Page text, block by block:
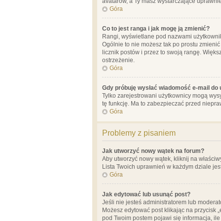
Góra
Co to jest ranga i jak mogę ją zmienić?
Rangi, wyświetlane pod nazwami
Ogólnie to nie możesz tak po prostu
licznik postów i przez to swoją rangę.
ostrzeżenie.
Góra
Gdy próbuję wysłać wiadomość e-mail
Tylko zarejestrowani użytkownicy mogą
tę funkcję. Ma to zabezpieczać przed
Góra
Problemy z pisaniem
Jak utworzyć nowy wątek na forum?
Aby utworzyć nowy wątek, kliknij na
Lista Twoich uprawnień w każdym dziale
Góra
Jak edytować lub usunąć post?
Jeśli nie jesteś administratorem lub
Możesz edytować post klikając na przycisk
pod Twoim postem pojawi się informacja,